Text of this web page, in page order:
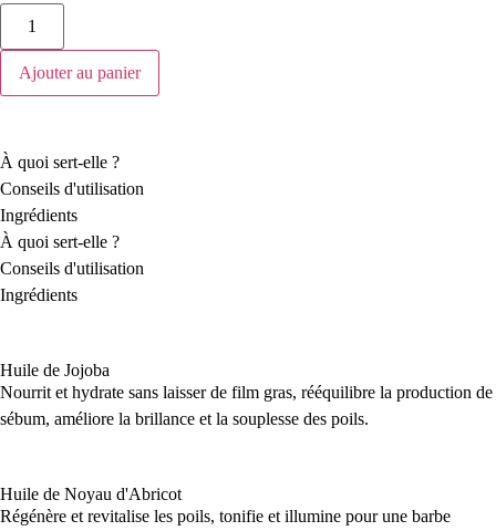
Ajouter au panier
À quoi sert-elle ?
Conseils d'utilisation
Ingrédients
À quoi sert-elle ?
Conseils d'utilisation
Ingrédients
Huile de Jojoba
Nourrit et hydrate sans laisser de film gras, rééquilibre la production de
sébum, améliore la brillance et la souplesse des poils.
Huile de Noyau d'Abricot
Régénère et revitalise les poils, tonifie et illumine pour une barbe